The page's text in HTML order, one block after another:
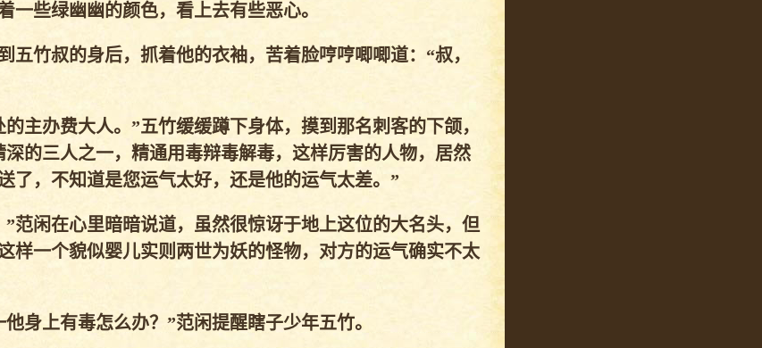
一些绿幽幽的颜色，看上去有些恶心。
竹叔的身后，抓着他的衣袖，苦着脸哼哼唧唧道：“叔，
主办费大人。”五竹缓缓蹲下身体，摸到那名刺客的下颌，
深的三人之一，精通用毒辩毒解毒，这样厉害的人物，居然
了，不知道是您运气太好，还是他的运气太差。”
范闲在心里暗暗说道，虽然很惊讶于地上这位的大名头，但
样一个貌似婴儿实则两世为妖的怪物，对方的运气确实不太
身上有毒怎么办？”范闲提醒瞎子少年五竹。